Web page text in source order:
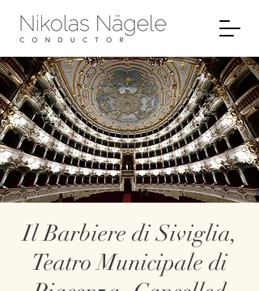
Il Barbiere di Siviglia,
Teatro Municipale di